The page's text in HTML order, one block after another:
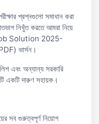
প্রশ্নগুলো সমাধান করা
নিখুঁত করতে আমরা নিয়ে
Job Solution 2025-
ভার্সন।
এবং অন্যান্য সরকারি
একটি দারুণ সহায়ক।
সব গুরুত্বপূর্ণ নিয়োগ